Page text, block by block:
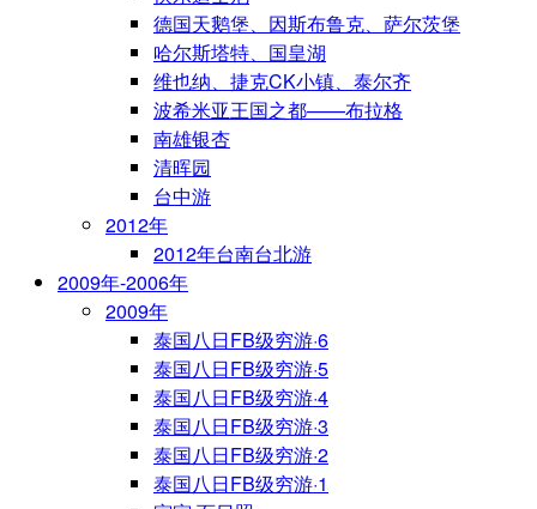
德国天鹅堡、因斯布鲁克、萨尔茨堡
哈尔斯塔特、国皇湖
维也纳、捷克CK小镇、泰尔齐
波希米亚王国之都——布拉格
南雄银杏
清晖园
台中游
2012年
2012年台南台北游
2009年-2006年
2009年
泰国八日FB级穷游·6
泰国八日FB级穷游·5
泰国八日FB级穷游·4
泰国八日FB级穷游·3
泰国八日FB级穷游·2
泰国八日FB级穷游·1